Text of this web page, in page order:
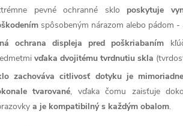
pevné ochranné sklo poskytuje
spôsobeným nárazom alebo pádom
ochrana displeja pred poškriabaním
vďaka dvojitému tvrdnutiu skla
zachováva citlivosť dotyku je
tvarované, vďaka čomu zaisťuje
a je kompatibilný s každým obalom.